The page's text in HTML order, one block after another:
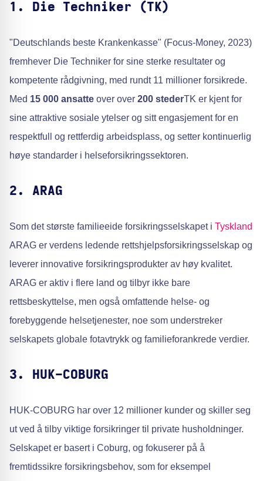
1. Die Techniker (TK)
"Deutschlands beste Krankenkasse" (Focus-Money, 2023)
fremhever Die Techniker for sine sterke resultater og
kompetente rådgivning, med rundt 11 millioner forsikrede.
Med 15 000 ansatte over over 200 stederTK er kjent for
sine attraktive sosiale ytelser og sitt engasjement for en
respektfull og rettferdig arbeidsplass, og setter kontinuerlig
høye standarder i helseforsikringssektoren.
2. ARAG
Som det største familieeide forsikringsselskapet i Tyskland
ARAG er verdens ledende rettshjelpsforsikringsselskap og
leverer innovative forsikringsprodukter av høy kvalitet.
ARAG er aktiv i flere land og tilbyr ikke bare
rettsbeskyttelse, men også omfattende helse- og
forebyggende helsetjenester, noe som understreker
selskapets globale fotavtrykk og familieforankrede verdier.
3. HUK-COBURG
HUK-COBURG har over 12 millioner kunder og skiller seg
ut ved å tilby viktige forsikringer til private husholdninger.
Selskapet er basert i Coburg, og fokuserer på å
fremtidssikre forsikringsbehov, som for eksempel